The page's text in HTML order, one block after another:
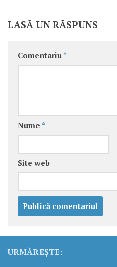
LASĂ UN RĂSPUNS
Comentariu *
Nume *
Site web
URMĂREȘTE: